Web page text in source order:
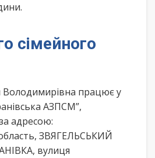
сімейного
Володимирівна працює у
АЗПСМ”,
адресою:
ЗВЯГЕЛЬСЬКИЙ
вулиця